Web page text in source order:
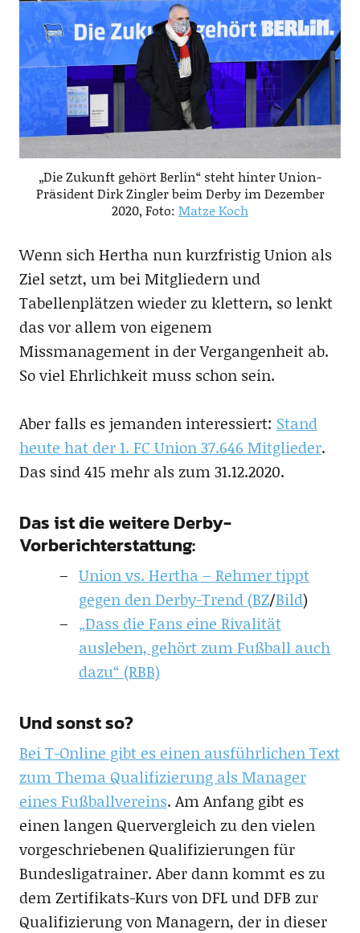
„Die Zukunft gehört Berlin“ steht hinter Union-
Präsident Dirk Zingler beim Derby im Dezember
2020, Foto: Matze Koch
Wenn sich Hertha nun kurzfristig Union als
Ziel setzt, um bei Mitgliedern und
Tabellenplätzen wieder zu klettern, so lenkt
das vor allem von eigenem
Missmanagement in der Vergangenheit ab.
So viel Ehrlichkeit muss schon sein.
Aber falls es jemanden interessiert: Stand
heute hat der 1. FC Union 37.646 Mitglieder.
Das sind 415 mehr als zum 31.12.2020.
Das ist die weitere Derby-
Vorberichterstattung:
Union vs. Hertha – Rehmer tippt
gegen den Derby-Trend (BZ/Bild)
„Dass die Fans eine Rivalität
ausleben, gehört zum Fußball auch
dazu“ (RBB)
Und sonst so?
Bei T-Online gibt es einen ausführlichen Text
zum Thema Qualifizierung als Manager
eines Fußballvereins. Am Anfang gibt es
einen langen Quervergleich zu den vielen
vorgeschriebenen Qualifizierungen für
Bundesligatrainer. Aber dann kommt es zu
dem Zertifikats-Kurs von DFL und DFB zur
Qualifizierung von Managern, der in dieser